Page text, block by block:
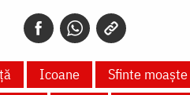
Icoane Sfinte moaște